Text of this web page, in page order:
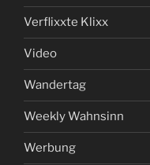
Verflixxte Klixx
Video
Wandertag
Weekly Wahnsinn
Werbung